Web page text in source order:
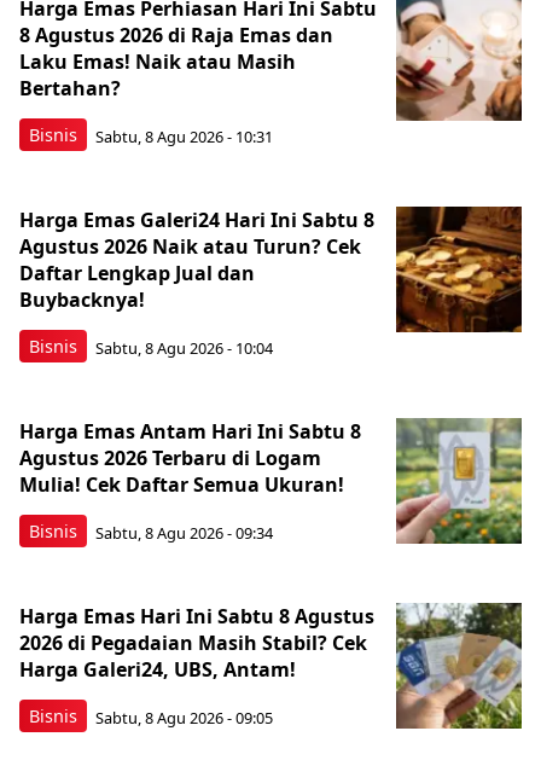
Bisnis
Harga Emas Perhiasan Hari Ini Sabtu
8 Agustus 2026 di Raja Emas dan
Laku Emas! Naik atau Masih
Bertahan?
Sabtu, 8 Agu 2026 - 10:31
Bisnis
Harga Emas Galeri24 Hari Ini Sabtu 8
Agustus 2026 Naik atau Turun? Cek
Daftar Lengkap Jual dan
Buybacknya!
Sabtu, 8 Agu 2026 - 10:04
Bisnis
Harga Emas Antam Hari Ini Sabtu 8
Agustus 2026 Terbaru di Logam
Mulia! Cek Daftar Semua Ukuran!
Sabtu, 8 Agu 2026 - 09:34
Bisnis
Harga Emas Hari Ini Sabtu 8 Agustus
2026 di Pegadaian Masih Stabil? Cek
Harga Galeri24, UBS, Antam!
Sabtu, 8 Agu 2026 - 09:05